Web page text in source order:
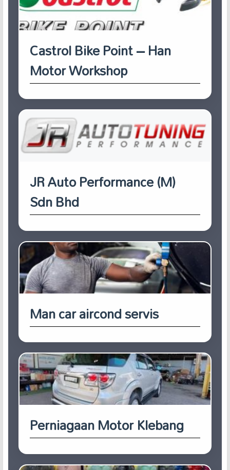
Castrol Bike Point – Han
Motor Workshop
JR Auto Performance (M)
Sdn Bhd
Man car aircond servis
Perniagaan Motor Klebang